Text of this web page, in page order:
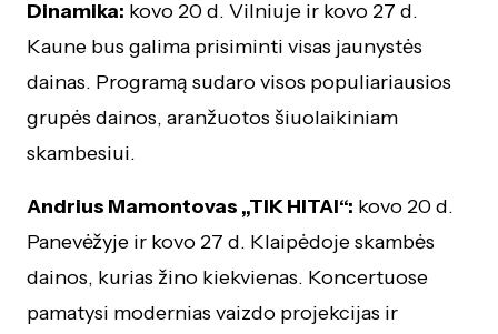
Dinamika: kovo 20 d. Vilniuje ir kovo 27 d.
Kaune bus galima prisiminti visas jaunystės
dainas. Programą sudaro visos populiariausios
grupės dainos, aranžuotos šiuolaikiniam
skambesiui.
Andrius Mamontovas „TIK HITAI“: kovo 20 d.
Panevėžyje ir kovo 27 d. Klaipėdoje skambės
dainos, kurias žino kiekvienas. Koncertuose
pamatysi modernias vaizdo projekcijas ir